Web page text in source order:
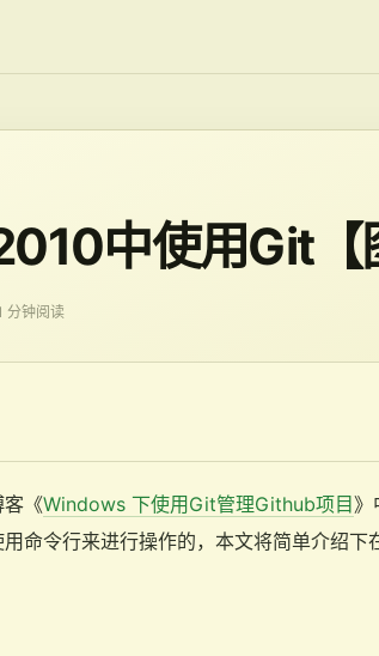
中使用Git【
分钟阅读
客《Windows 下使用Git管理Github项目》
命令行来进行操作的，本文将简单介绍